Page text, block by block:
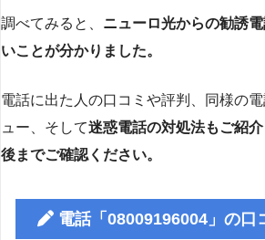
調べてみると、 ニューロ光からの勧誘
いことが分かりました。
電話に出た人の口コミや評判、同様の
ュー、そして迷惑電話の対処法もご紹
後までご確認ください。
電話「08009196004」の口